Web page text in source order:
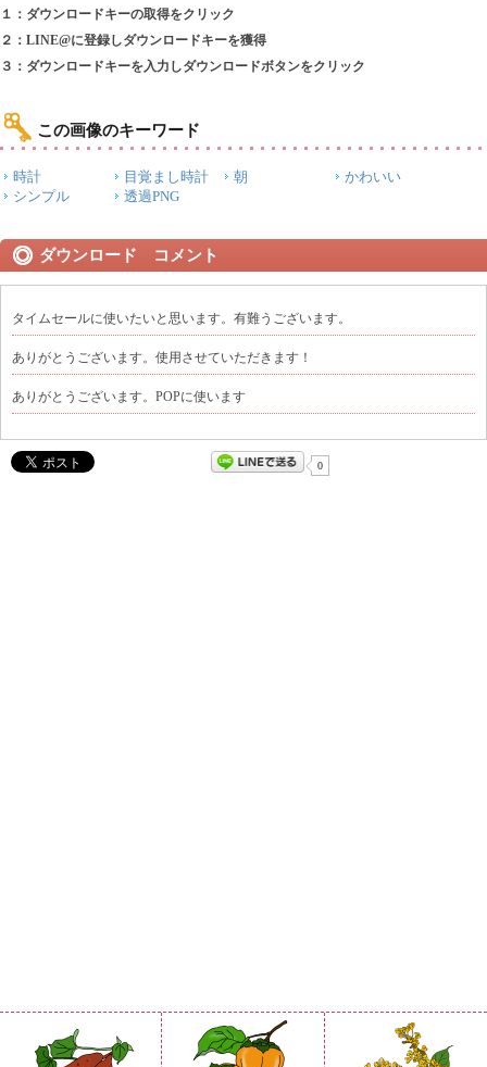
１：ダウンロードキーの取得をクリック
２：LINE@に登録しダウンロードキーを獲得
３：ダウンロードキーを入力しダウンロードボタンをクリック
この画像のキーワード
時計 目覚まし時計 朝
かわいい
シンプル
透過PNG
ダウンロード コメント
タイムセールに使いたいと思います。有難うございます。
ありがとうございます。使用させていただきます！
ありがとうございます。POPに使います
0